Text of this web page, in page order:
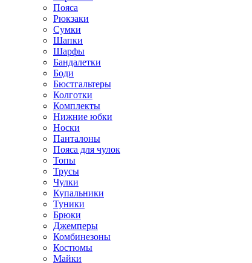
Пояса
Рюкзаки
Сумки
Шапки
Шарфы
Бандалетки
Боди
Бюстгальтеры
Колготки
Комплекты
Нижние юбки
Носки
Панталоны
Поясa для чулок
Топы
Трусы
Чулки
Купальники
Туники
Брюки
Джемперы
Комбинезоны
Костюмы
Майки